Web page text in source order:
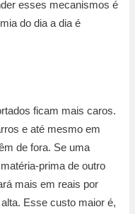
esses mecanismos é
do dia a dia é
ficam mais caros.
e até mesmo em
de fora. Se uma
prima de outro
mais em reais por
Esse custo maior é,